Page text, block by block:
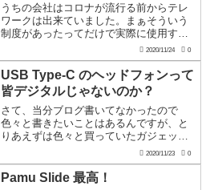
うちの会社はコロナが流行る前からテレ
ワークは出来ていました。まぁそういう
制度があったってだけで実際に使用する
のは育児休暇上がりの人とか、何らかの
理由がある人で、単純に通勤が面倒なの
で！なんていう理由ではやりにくかった
ですけどね。で、その際の...
2020/11/24 0
USB Type-C のヘッドフォンって
皆デジタルじゃないのか？
さて、当分ブログ書いてなかったので
色々と書きたいことはあるんですが、と
りあえずは色々と買っていたガジェット
類のレビューから書いていきましょう。
まずはこちら。このUSB Type-Cタイプの
方を買いました。送料込み283円也元々は
2020/11/23 0
Pamu Slide 最高！